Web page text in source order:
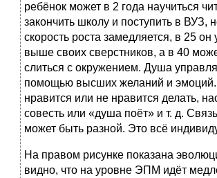
ребёнок может в 2 года научиться
закончить школу и поступить в ВУЗ,
скорость роста замедляется, в 25
выше своих сверстников, а в 40
слиться с окружением. Душа
помощью высших желаний и эмоций.
нравится или не нравится делать,
совесть или «душа поёт» и т. д.
может быть разной. Это всё
На правом рисунке показана
видно, что на уровне ЭПМ идёт